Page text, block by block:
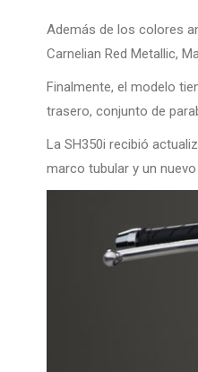
Además de los colores
Carnelian Red Metallic,
Finalmente, el modelo
trasero, conjunto de
La SH350i recibió
marco tubular y un